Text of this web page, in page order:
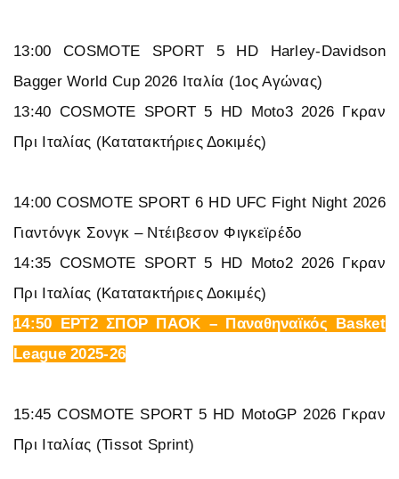
13:00 COSMOTE SPORT 5 HD Harley-Davidson
Bagger World Cup 2026 Ιταλία (1ος Αγώνας)
13:40 COSMOTE SPORT 5 HD Moto3 2026 Γκραν
Πρι Ιταλίας (Κατατακτήριες Δοκιμές)
14:00 COSMOTE SPORT 6 HD UFC Fight Night 2026
Γιαντόνγκ Σονγκ – Ντέιβεσον Φιγκεϊρέδο
14:35 COSMOTE SPORT 5 HD Moto2 2026 Γκραν
Πρι Ιταλίας (Κατατακτήριες Δοκιμές)
14:50 ΕΡΤ2 ΣΠΟΡ ΠΑΟΚ – Παναθηναϊκός Basket
League 2025-26
15:45 COSMOTE SPORT 5 HD MotoGP 2026 Γκραν
Πρι Ιταλίας (Tissot Sprint)